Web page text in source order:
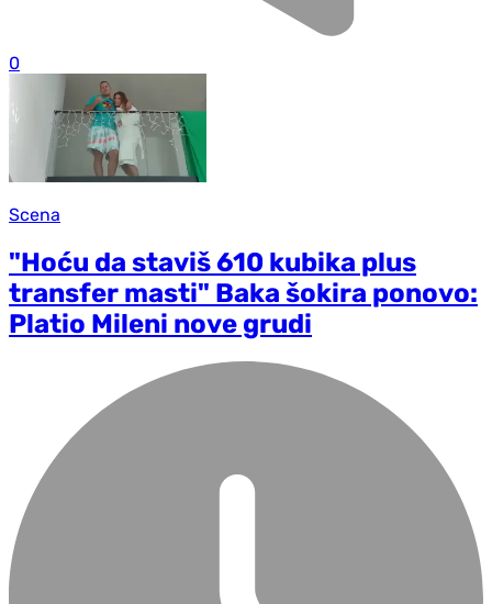
0
Scena
"Hoću da staviš 610 kubika plus
transfer masti" Baka šokira ponovo:
Platio Mileni nove grudi